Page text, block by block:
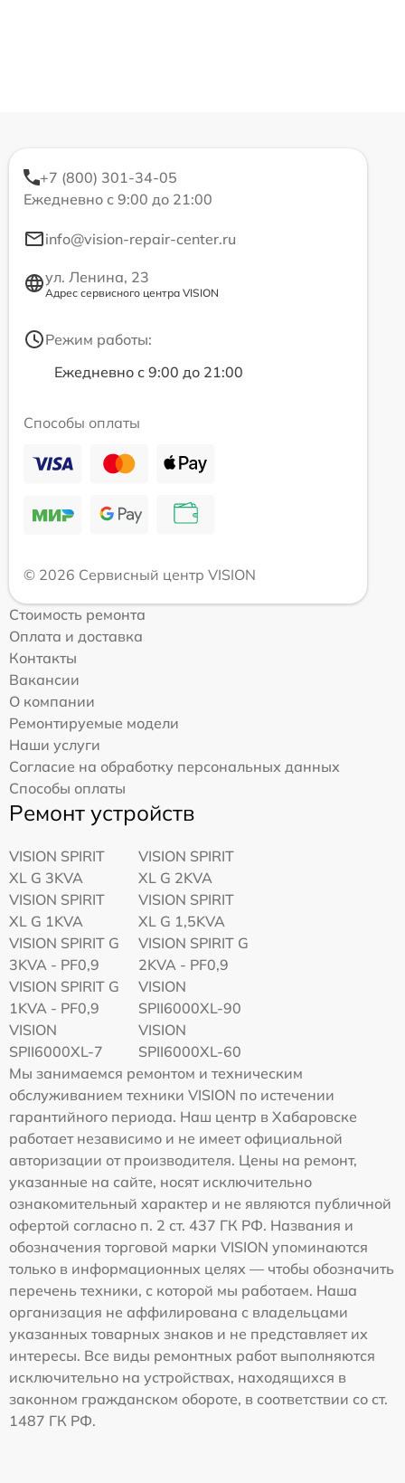
+7 (800) 301-34-05
Ежедневно с 9:00 до 21:00
info@vision-repair-center.ru
ул. Ленина, 23
Адрес сервисного центра VISION
Режим работы:
Ежедневно с 9:00 до 21:00
Способы оплаты
© 2026 Сервисный центр VISION
Стоимость ремонта
Оплата и доставка
Контакты
Вакансии
О компании
Ремонтируемые модели
Наши услуги
Согласие на обработку персональных данных
Способы оплаты
Ремонт устройств
VISION SPIRIT
XL G 3KVA
VISION SPIRIT
XL G 2KVA
VISION SPIRIT
XL G 1KVA
VISION SPIRIT
XL G 1,5KVA
VISION SPIRIT G
3KVA - PF0,9
VISION SPIRIT G
2KVA - PF0,9
VISION SPIRIT G
1KVA - PF0,9
VISION
SPII6000XL-90
VISION
SPII6000XL-7
VISION
SPII6000XL-60
Мы занимаемся ремонтом и техническим
обслуживанием техники VISION по истечении
гарантийного периода. Наш центр в Хабаровске
работает независимо и не имеет официальной
авторизации от производителя. Цены на ремонт,
указанные на сайте, носят исключительно
ознакомительный характер и не являются публичной
офертой согласно п. 2 ст. 437 ГК РФ. Названия и
обозначения торговой марки VISION упоминаются
только в информационных целях — чтобы обозначить
перечень техники, с которой мы работаем. Наша
организация не аффилирована с владельцами
указанных товарных знаков и не представляет их
интересы. Все виды ремонтных работ выполняются
исключительно на устройствах, находящихся в
законном гражданском обороте, в соответствии со ст.
1487 ГК РФ.